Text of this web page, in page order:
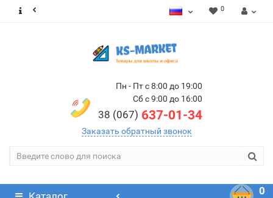
0
Пн - Пт с 8:00 до 19:00
Сб с 9:00 до 16:00
38 (067) 637-01-34
Заказать обратный звонок
0